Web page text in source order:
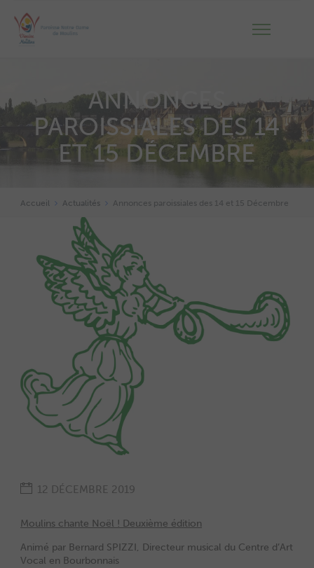
ANNONCES
PAROISSIALES DES 14
ET 15 DÉCEMBRE
Accueil Actualités Annonces paroissiales des 14 et 15 Décembre
12 DÉCEMBRE 2019
Moulins chante Noël ! Deuxième édition
Animé par Bernard SPIZZI, Directeur musical du Centre d’Art
Vocal en Bourbonnais